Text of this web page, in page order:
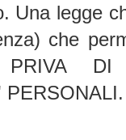
Una legge
che
PRIVA
PERSONALI.